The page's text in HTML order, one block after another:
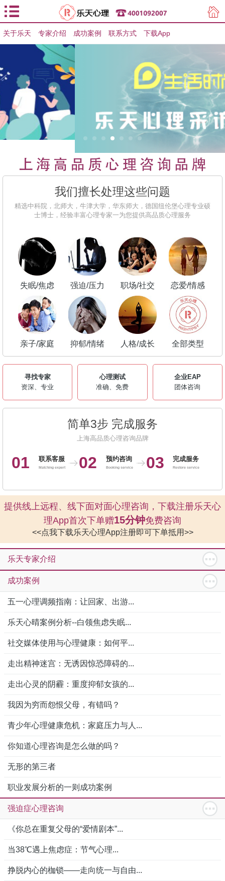
用户登录 用户注册
关于乐天 专家介绍 成功案例 联系方式 下载App
我们擅长处理这些问题
精选中科院，北师大，牛津大学，华东师大，德国纽伦堡心理专业硕
士博士，经验丰富心理专家一为您提供高品质心理服务
失眠/焦虑 强迫/压力 职场/社交 恋爱/情感
亲子/家庭 抑郁/情绪 人格/成长 全部类型
寻找专家
资深、专业
心理测试
准确、免费
企业EAP
团体咨询
简单3步 完成服务
上海高品质心理咨询品牌
01 联系客服
Matching expert 02 预约咨询
Booking service 03 完成服务
Restore service
提供线上远程、线下面对面心理咨询，下载注册乐天心
理App首次下单赠15分钟免费咨询
<<点我下载乐天心理App注册即可下单抵用>>
乐天专家介绍
成功案例
五一心理调频指南：让回家、出游...
乐天心晴案例分析--白领焦虑失眠...
社交媒体使用与心理健康：如何平...
走出精神迷宫：无诱因惊恐障碍的...
走出心灵的阴霾：重度抑郁女孩的...
我因为穷而怨恨父母，有错吗？
青少年心理健康危机：家庭压力与人...
你知道心理咨询是怎么做的吗？
无形的第三者
职业发展分析的一则成功案例
强迫症心理咨询
《你总在重复父母的“爱情剧本”...
当38℃遇上焦虑症：节气心理...
挣脱内心的枷锁——走向统一与自由...